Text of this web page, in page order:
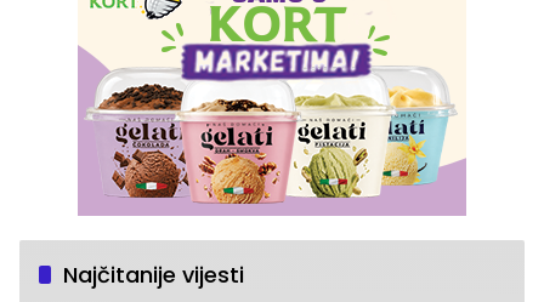
Najčitanije vijesti